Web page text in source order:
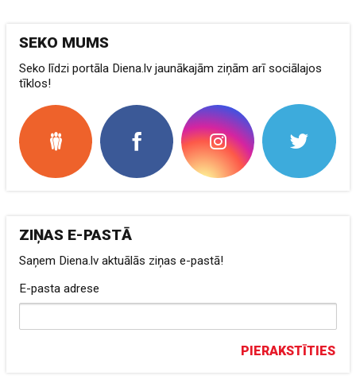
SEKO MUMS
Seko līdzi portāla Diena.lv jaunākajām ziņām arī sociālajos
tīklos!
ZIŅAS E-PASTĀ
Saņem Diena.lv aktuālās ziņas e-pastā!
E-pasta adrese
PIERAKSTĪTIES